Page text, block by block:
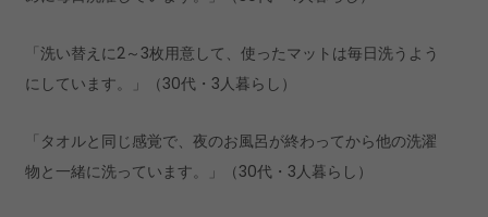
「洗い替えに2～3枚用意して、使ったマットは毎日洗うよう
にしています。」（30代・3人暮らし）
「タオルと同じ感覚で、夜のお風呂が終わってから他の洗濯
物と一緒に洗っています。」（30代・3人暮らし）